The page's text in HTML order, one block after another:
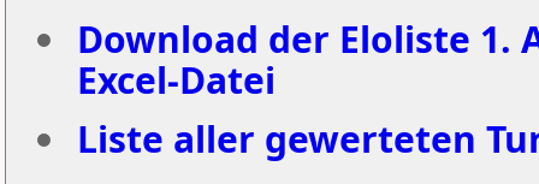
Download der Eloliste 1.
Excel-Datei
Liste aller gewerteten